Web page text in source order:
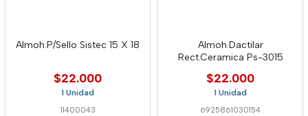
Almoh.P/Sello Sistec 15 X 18
$22.000
1 Unidad
11400043
Almoh.Dactilar
Rect.Ceramica Ps-3015
$22.000
1 Unidad
6925861030154